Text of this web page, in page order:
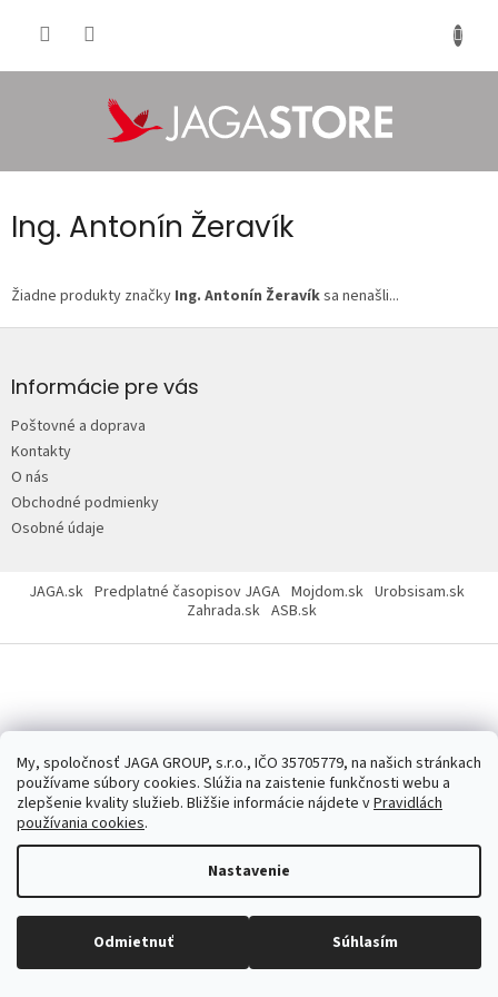
My, spoločnosť JAGA GROUP, s.r.o., IČO 35705779, na našich stránkach
používame súbory cookies. Slúžia na zaistenie funkčnosti webu a
zlepšenie kvality služieb. Bližšie informácie nájdete vPravidlách
používania cookies.
Nastavenie
Odmietnuť Súhlasím
KOŠÍK
Ing. Antonín Žeravík
Žiadne produkty značky Ing. Antonín Žeravíksa nenašli...
p
e
Informácie pre vás
Poštovné a doprava
Kontakty
O nás
Obchodné podmienky
Osobné údaje
JAGA.sk Predplatné časopisov JAGA Mojdom.sk Urobsisam.sk
Zahrada.sk ASB.sk
nastavenie cookies